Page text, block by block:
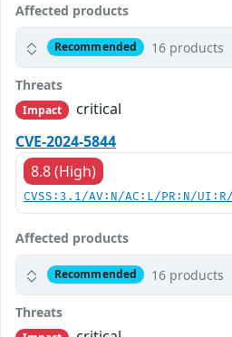
Affected products
Recommended 16 products
Threats
Impact
critical
CVE-2024-5844
8.8 (High)
CVSS:3.1/AV:N/AC:L/PR:N/
Affected products
Recommended 16 products
Threats